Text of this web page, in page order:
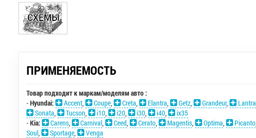
ПРИМЕНЯЕМОСТЬ
Товар подходит к маркам/моделям авто :
-Hyundai: Accent Coupe Creta Elantra Getz Grandeur, Lantra
Sonata
Tucson i10 i20 i30 i40
ix35
-Kia: Carens Carnival Ceed Cerato Magentis Optima Picanto
Soul
Sportage
Venga